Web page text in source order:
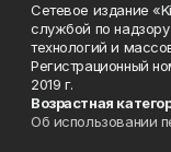
Сетевое издание
службой по
технологий и
Регистрационный
2019 г.
Возрастная
Об использовании